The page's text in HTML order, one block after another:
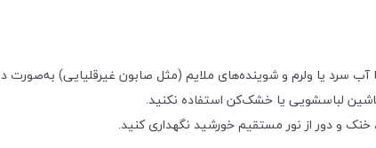
آب سرد یا ولرم و شوینده‌های ملایم (مثل صابون غیرقلیایی)
لباسشویی یا خشک‌کن استفاده نکنید.
و دور از نور مستقیم خورشید نگهداری کنید.